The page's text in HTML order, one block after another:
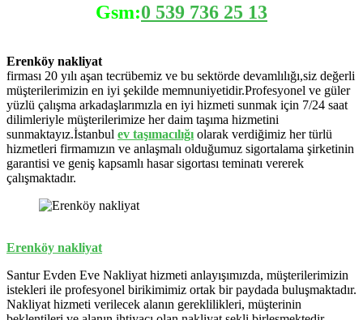
Gsm:0 539 736 25 13
Erenköy nakliyat
firması 20 yılı aşan tecrübemiz ve bu sektörde devamlılığı,siz değerli
müşterilerimizin en iyi şekilde memnuniyetidir.Profesyonel ve güler
yüzlü çalışma arkadaşlarımızla en iyi hizmeti sunmak için 7/24 saat
dilimleriyle müşterilerimize her daim taşıma hizmetini
sunmaktayız.İstanbul ev taşımacılığı olarak verdiğimiz her türlü
hizmetleri firmamızın ve anlaşmalı olduğumuz sigortalama şirketinin
garantisi ve geniş kapsamlı hasar sigortası teminatı vererek
çalışmaktadır.
Erenköy nakliyat
Santur Evden Eve Nakliyat hizmeti anlayışımızda, müşterilerimizin
istekleri ile profesyonel birikimimiz ortak bir paydada buluşmaktadır.
Nakliyat hizmeti verilecek alanın gereklilikleri, müşterinin